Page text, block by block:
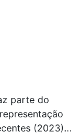
parte do
(2023)